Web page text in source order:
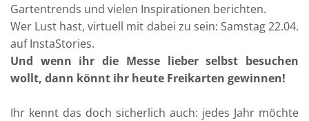
Gartentrends und vielen Inspirationen berichten.
Wer Lust hast, virtuell mit dabei zu sein: Samstag 22.04.
auf InstaStories.
Und wenn ihr die Messe lieber selbst besuchen
wollt, dann könnt ihr heute Freikarten gewinnen!
Ihr kennt das doch sicherlich auch: jedes Jahr möchte